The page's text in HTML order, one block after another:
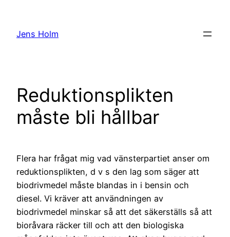
innehåll
Jens Holm
Reduktionsplikten
måste bli hållbar
Flera har frågat mig vad vänsterpartiet anser om
reduktionsplikten, d v s den lag som säger att
biodrivmedel måste blandas in i bensin och
diesel. Vi kräver att användningen av
biodrivmedel minskar så att det säkerställs så att
bioråvara räcker till och att den biologiska